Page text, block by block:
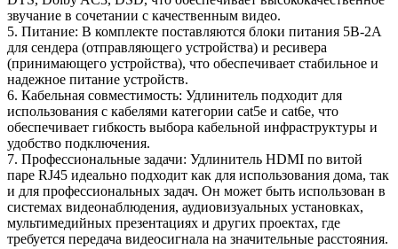
звучание в сочетании с качественным видео.
5. Питание: В комплекте поставляются блоки питания 5В-2А
для сендера (отправляющего устройства) и ресивера
(принимающего устройства), что обеспечивает стабильное и
надежное питание устройств.
6. Кабельная совместимость: Удлинитель подходит для
использования с кабелями категории cat5e и cat6e, что
обеспечивает гибкость выбора кабельной инфраструктуры и
удобство подключения.
7. Профессиональные задачи: Удлинитель HDMI по витой
паре RJ45 идеально подходит как для использования дома, так
и для профессиональных задач. Он может быть использован в
системах видеонаблюдения, аудиовизуальных установках,
мультимедийных презентациях и других проектах, где
требуется передача видеосигнала на значительные расстояния.